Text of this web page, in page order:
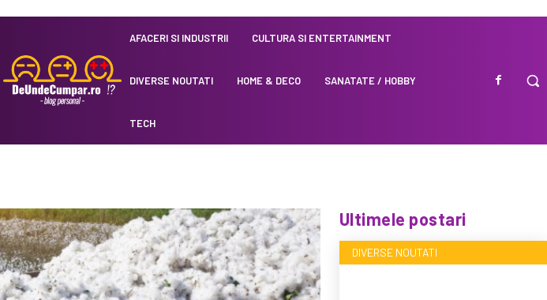
AFACERI SI INDUSTRII CULTURA SI ENTERTAINMENT
DIVERSE NOUTATI HOME & DECO SANATATE / HOBBY
TECH
Ultimele postari
DIVERSE NOUTATI